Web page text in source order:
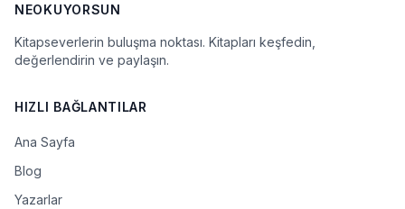
NEOKUYORSUN
Kitapseverlerin buluşma noktası. Kitapları keşfedin,
değerlendirin ve paylaşın.
HIZLI BAĞLANTILAR
Ana Sayfa
Blog
Yazarlar